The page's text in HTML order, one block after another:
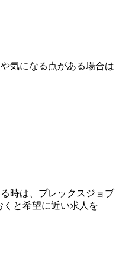
気になる点がある場合は
時は、プレックスジョブ
と希望に近い求人を